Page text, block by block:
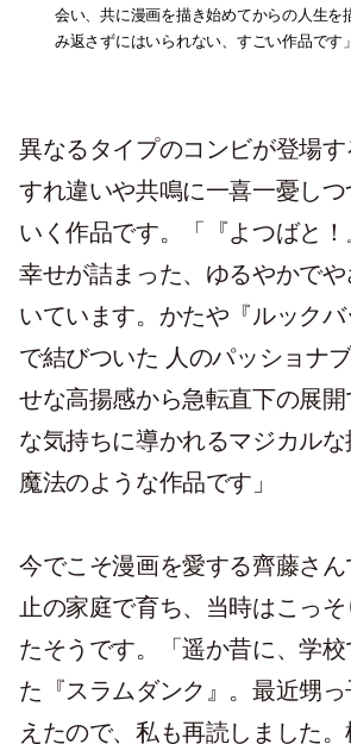
会い、共に漫画を描き始めてからの人生を
み返さずにはいられない、すごい作品です
異なるタイプのコンビが登場す
すれ違いや共鳴に一喜一憂し
いく作品です。「『よつばと
幸せが詰まった、ゆるやかで
いています。かたや『ルック
で結びついた 人のパッショナ
せな高揚感から急転直下の展開
な気持ちに導かれるマジカル
魔法のような作品です」
今でこそ漫画を愛する齊藤さ
止の家庭で育ち、当時はこっ
たそうです。「遥か昔に、学
た『スラムダンク』。最近甥
えたので、私も再読しました